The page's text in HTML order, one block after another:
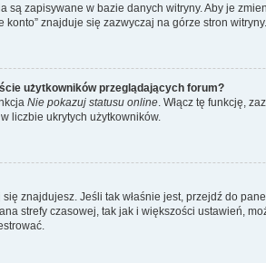
zapisywane w bazie danych witryny. Aby je
znajduje się zazwyczaj na górze stron witryny.
użytkowników przeglądających forum?
Nie pokazuj statusu online . Włącz tę funkcję,
liczbie ukrytych użytkowników.
znajdujesz. Jeśli tak właśnie jest, przejdź do
strefy czasowej, tak jak i większości ustawień,